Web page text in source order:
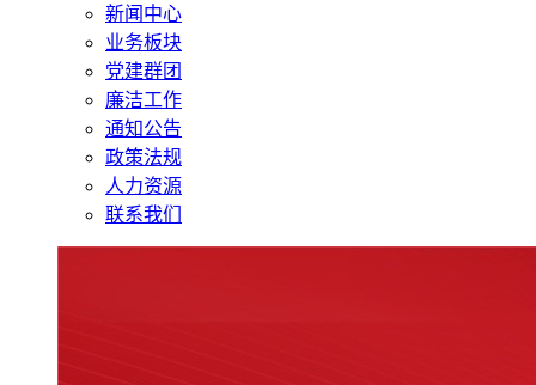
新闻中心
业务板块
党建群团
廉洁工作
通知公告
政策法规
人力资源
联系我们